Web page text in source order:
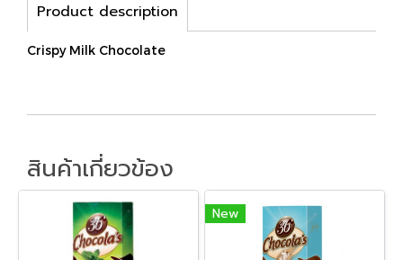
Product description
Crispy Milk Chocolate
สินค้าเกี่ยวข้อง
New